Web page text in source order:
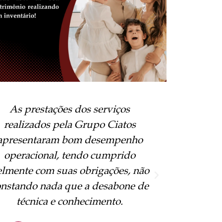
O Grupo Ciatos cuidou de todo o
meu patrimônio me deixando
sobre o futuro da minha
família. Eles apresentaram bom
desempenho operacional e
cumpriram com todas as suas
obrigações.